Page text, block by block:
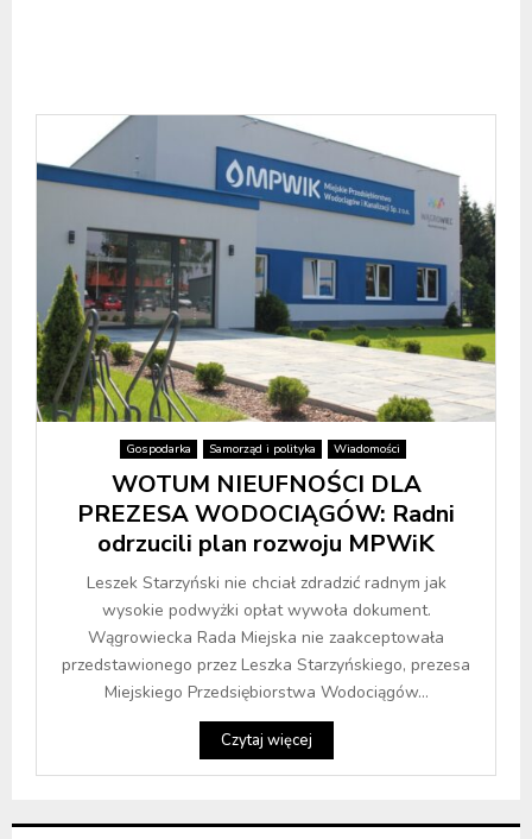
Gospodarka Samorząd i polityka Wiadomości
WOTUM NIEUFNOŚCI DLA
PREZESA WODOCIĄGÓW: Radni
odrzucili plan rozwoju MPWiK
Leszek Starzyński nie chciał zdradzić radnym jak
wysokie podwyżki opłat wywoła dokument.
Wągrowiecka Rada Miejska nie zaakceptowała
przedstawionego przez Leszka Starzyńskiego, prezesa
Miejskiego Przedsiębiorstwa Wodociągów...
Czytaj więcej